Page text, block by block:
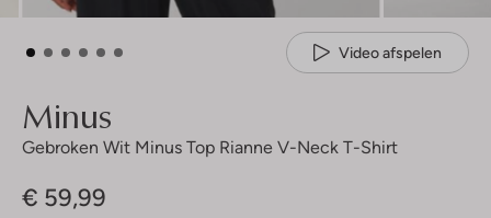
Video afspelen
Minus
Gebroken Wit Minus Top Rianne V-Neck T-Shirt
€ 59,99